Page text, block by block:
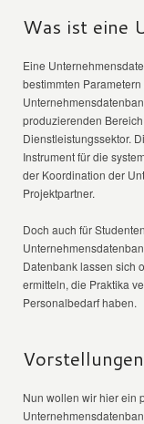
Was ist eine
Eine
bestimmten
produzierenden
Dienstleistungssektor.
Instrument für die
der Koordination der
Projektpartner.
Doch auch für
Datenbank lassen sich
ermitteln, die Praktika
Personalbedarf haben.
Vorstellungen
Nun wollen wir hier ein